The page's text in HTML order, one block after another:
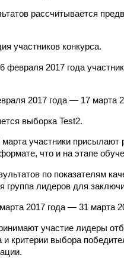
рассчитывается
участников конкурса.
февраля 2017 года
2017 года — 17 марта
выборка Test2.
участники присылают
что и на этапе
по показателям
лидеров для
2017 года — 31 марта
участие лидеры
и критерии выбора